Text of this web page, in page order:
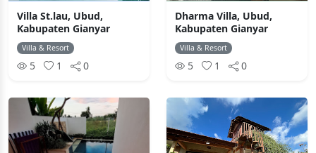
Villa St.lau, Ubud,
Kabupaten Gianyar
Villa & Resort
5 1 0
Dharma Villa, Ubud,
Kabupaten Gianyar
Villa & Resort
5 1 0